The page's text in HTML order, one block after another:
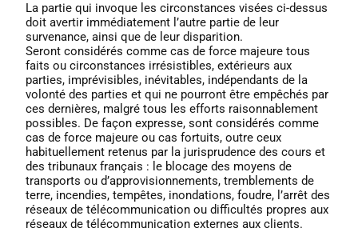
La partie qui invoque les circonstances visées ci-dessus
doit avertir immédiatement l’autre partie de leur
survenance, ainsi que de leur disparition.
Seront considérés comme cas de force majeure tous
faits ou circonstances irrésistibles, extérieurs aux
parties, imprévisibles, inévitables, indépendants de la
volonté des parties et qui ne pourront être empêchés par
ces dernières, malgré tous les efforts raisonnablement
possibles. De façon expresse, sont considérés comme
cas de force majeure ou cas fortuits, outre ceux
habituellement retenus par la jurisprudence des cours et
des tribunaux français : le blocage des moyens de
transports ou d’approvisionnements, tremblements de
terre, incendies, tempêtes, inondations, foudre, l’arrêt des
réseaux de télécommunication ou difficultés propres aux
réseaux de télécommunication externes aux clients.